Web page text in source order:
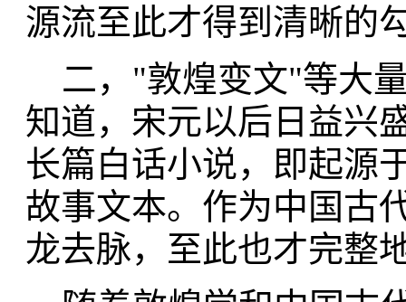
源流至此才得到清晰的
二，"敦煌变文"等大
知道，宋元以后日益兴
长篇白话小说，即起源
故事文本。作为中国古
龙去脉，至此也才完整